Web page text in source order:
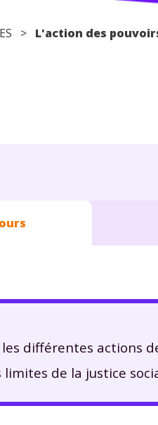
> L'action des
différentes actions
limites de la justice